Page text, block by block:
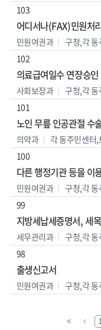
103
어디서나(FAX)민원처
민원여권과 구청,각 동
102
의료급여일수 연장승
사회보장과 구청,각 동
101
노인 무릎 인공관절 수
의약과 각 동주민센터,
100
다른 행정기관 등을 이
민원여권과 구청,각 동
99
지방세납세증명서, 세
세무관리과 구청,각 동
98
출생신고서
민원여권과 구청,각 동
맨
이